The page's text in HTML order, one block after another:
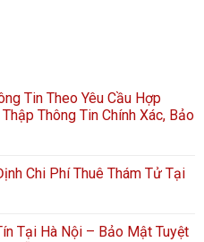
Tin Theo Yêu Cầu Hợp
Thông Tin Chính Xác, Bảo
Chi Phí Thuê Thám Tử Tại
Tại Hà Nội – Bảo Mật Tuyệt